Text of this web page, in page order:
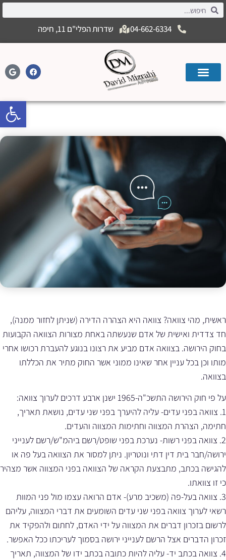
04-662-6334 שדרות הפלי"ם 11, חיפה
האם ניתן לערוך צוואה בהודעת וואטאפ?
ראשית, מהי צוואה? צוואה היא הצהרה הדירה (שניתן לחזור ממנה),
חד צדדית ואישית של אדם שנעשתה באחת מצורות הצוואה הקבועות
בחוק הירושה. בצוואה אדם מביע את רצונו בנוגע להעברת רכושו אחרי
מותו וכן בכל עניין אחר שאינו ממוני אשר החוק מתיר את הכללתו
בצוואה.
על פי חוק הירושה התשכ"ה-1965 ישנן ארבע דרכים לערוך צוואה:
1. צוואה בפני עדים- עליה להיערך בפני שני עדים, נושאת תאריך,
חתימה, הצהרת המצווה וחתימות המצווה והעדים.
2. צוואה בפני רשות- נערכת בפני שופט/רשם ביהמ"ש/רשם לענייני
ירושה/חבר בית דין דתי ונוטריון. ניתן למסור את הצוואה בעל פה או
להגישה בכתב, מתבצעת הקראה של הצוואה בפני המצווה אשר מצהיר
כי זו צוואתו.
3. צוואה בעל-פה (משכיב מרע)- אדם הרואה עצמו מול פני המוות
רשאי לערוך צוואה בפני שני עדים השומעים את דברי המצווה, עליהם
לרשום בזכרון דברים את המצווה על ידי האדם, לחתום ולהפקיד את
זכרון הדברים אצל הרשם לענייני ירושה בסמוך לעריכתו ככל האפשר.
4. צוואה בכתב יד- עליה להיות כתובה בכתב ידו של המצווה, תאריך